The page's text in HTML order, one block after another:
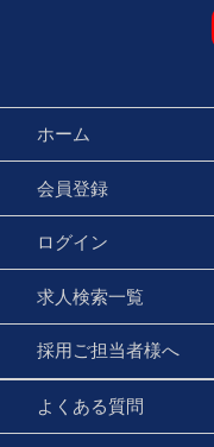
ホーム
会員登録
ログイン
求人検索一覧
採用ご担当者様へ
よくある質問